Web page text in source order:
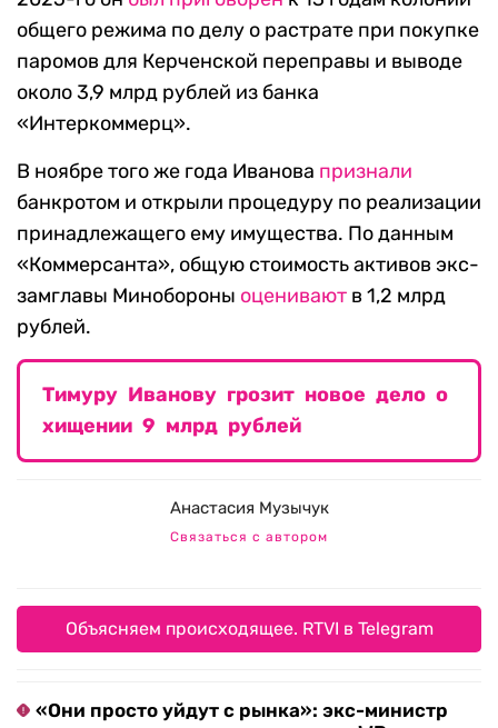
общего режима по делу о растрате при покупке
паромов для Керченской переправы и выводе
около 3,9 млрд рублей из банка
«Интеркоммерц».
В ноябре того же года Иванова признали
банкротом и открыли процедуру по реализации
принадлежащего ему имущества. По данным
«Коммерсанта», общую стоимость активов экс-
замглавы Минобороны оценивают в 1,2 млрд
рублей.
Тимуру Иванову грозит новое дело о
хищении 9 млрд рублей
Анастасия Музычук
Связаться с автором
Объясняем происходящее. RTVI в Telegram
«Они просто уйдут с рынка»: экс-министр